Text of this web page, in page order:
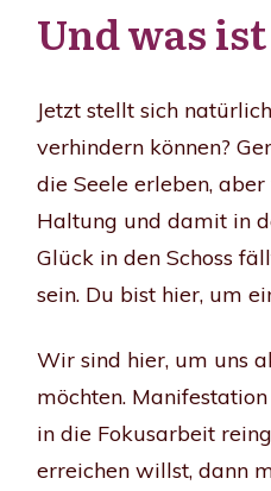
Und was
Jetzt stellt sich
verhindern können?
die Seele erleben,
Haltung und damit in
Glück in den Schoss
sein. Du bist hier, um
Wir sind hier, um uns
möchten.
in die Fokusarbeit
erreichen willst, dann